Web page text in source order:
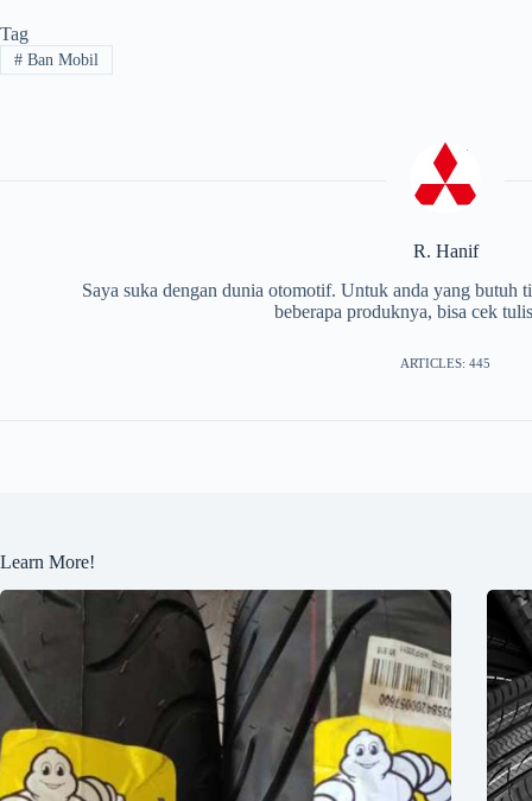
Tag
#Ban Mobil
R. Hanif
Saya suka dengan dunia otomotif. Untuk anda yang butuh
beberapa produknya, bisa cek
ARTICLES: 445
Learn More!